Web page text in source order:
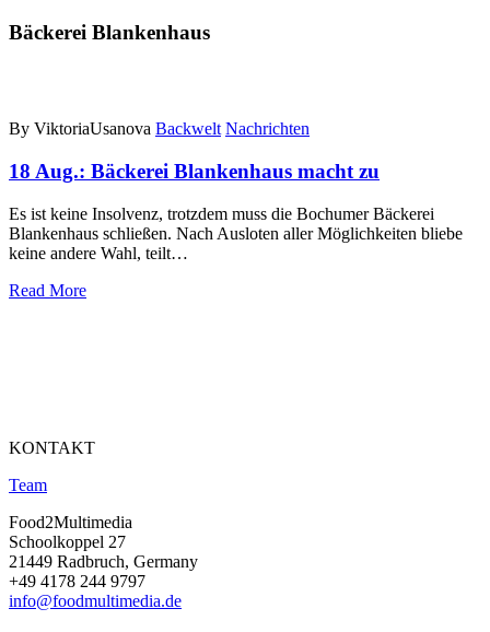
Bäckerei Blankenhaus
By ViktoriaUsanova Backwelt Nachrichten
18 Aug.: Bäckerei Blankenhaus macht zu
Es ist keine Insolvenz, trotzdem muss die Bochumer Bäckerei
Blankenhaus schließen. Nach Ausloten aller Möglichkeiten bliebe
keine andere Wahl, teilt…
Read More
KONTAKT
Team
Food2Multimedia
Schoolkoppel 27
21449 Radbruch, Germany
+49 4178 244 9797
info@foodmultimedia.de